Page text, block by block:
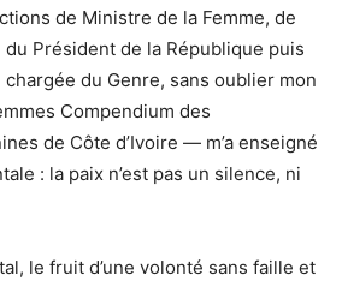
de Ministre de la Femme, de
Président de la République puis
du Genre, sans oublier mon
Compendium des
de Côte d’Ivoire — m’a enseigné
: la paix n’est pas un silence, ni
le fruit d’une volonté sans faille et